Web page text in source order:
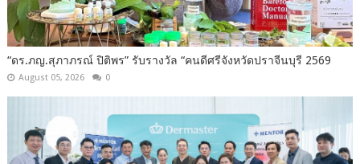
“ดร.ภญ.สุภาภรณ์ ปิติพร” รับรางวัล “คนดีศรีจังหวัดปราจีนบุรี 2569
August 05, 2026 0